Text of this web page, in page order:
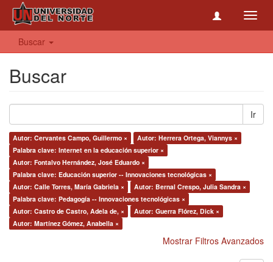
Buscar
Buscar
Ir
Autor: Cervantes Campo, Guillermo ×
Autor: Herrera Ortega, Viannys ×
Palabra clave: Internet en la educación superior ×
Autor: Fontalvo Hernández, José Eduardo ×
Palabra clave: Educación superior -- Innovaciones tecnológicas ×
Autor: Calle Torres, María Gabriela ×
Autor: Bernal Crespo, Julia Sandra ×
Palabra clave: Pedagogía -- Innovaciones tecnológicas ×
Autor: Castro de Castro, Adela de, ×
Autor: Guerra Flórez, Dick ×
Autor: Martínez Gómez, Anabella ×
Mostrar Filtros Avanzados